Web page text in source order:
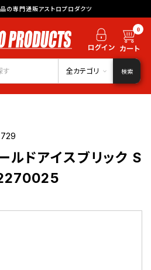
の専門通販アストロプロダクツ
0
全カテゴリ 検索
ルドアイスブリック S